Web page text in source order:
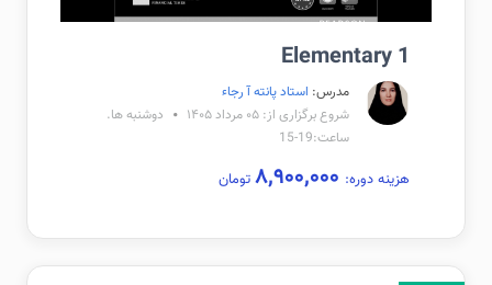
Elementary 1
مدرس: استاد پانته آ رجاء
شروع برگزاری از: ۰۵ مرداد ۱۴۰۵
دوشنبه ها.
ساعت:19-15
هزینه دوره: تومان